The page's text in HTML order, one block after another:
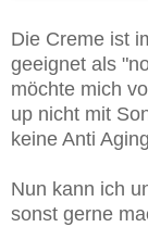
Die Creme ist
geeignet als
möchte mich
up nicht mit
keine Anti
Nun kann ich
sonst gerne